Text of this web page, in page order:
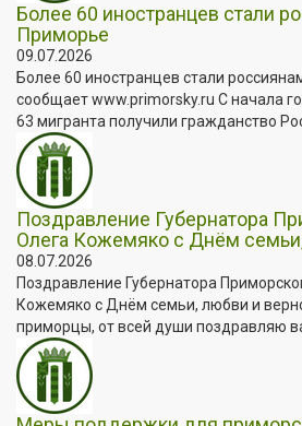
Более 60 иностранцев стали
Приморье
09.07.2026
Более 60 иностранцев стали
сообщает www.primorsky.ru С начала
63 мигранта получили гражданство
Поздравление Губернатора
Олега Кожемяко с Днём
08.07.2026
Поздравление Губернатора
Кожемяко с Днём семьи, любви и
приморцы, от всей души поздравляю